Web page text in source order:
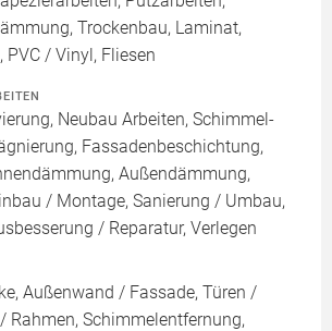
Trockenbau, Laminat,
PVC / Vinyl, Fliesen
Neubau Arbeiten, Schimmel-
Fassadenbeschichtung,
Außendämmung,
/ Montage, Sanierung / Umbau,
/ Reparatur, Verlegen
Außenwand / Fassade, Türen /
Rahmen, Schimmelentfernung,